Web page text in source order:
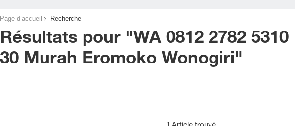
Résultats pour "
WA 0812 2782
30 Murah Eromoko Wonogiri